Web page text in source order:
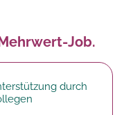
Job.
durch